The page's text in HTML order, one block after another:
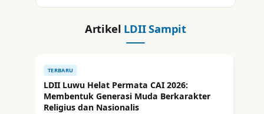
Artikel LDII Sampit
TERBARU
LDII Luwu Helat Permata CAI 2026:
Membentuk Generasi Muda Berkarakter
Religius dan Nasionalis